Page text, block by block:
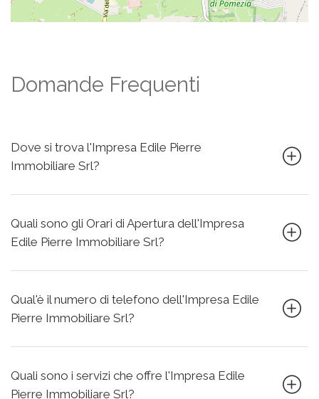
Domande Frequenti
Dove si trova l'Impresa Edile Pierre
Immobiliare Srl?
Quali sono gli Orari di Apertura dell'Impresa
Edile Pierre Immobiliare Srl?
Qual'è il numero di telefono dell'Impresa Edile
Pierre Immobiliare Srl?
Quali sono i servizi che offre l'Impresa Edile
Pierre Immobiliare Srl?